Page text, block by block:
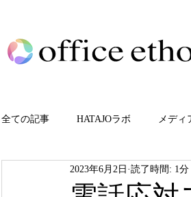
全ての記事 HATAJOラボ メディ
2023年6月2日 読了時間: 1分